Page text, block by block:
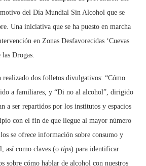
del Día Mundial Sin Alcohol que se
Una iniciativa que se ha puesto en marcha
en Zonas Desfavorecidas ‘Cuevas
las Drogas.
realizado dos folletos divulgativos: “Cómo
a familiares, y “Di no al alcohol”, dirigido
a ser repartidos por los institutos y espacios
con el fin de que llegue al mayor número
se ofrece información sobre consumo y
así como claves (o tips) para identificar
sobre cómo hablar de alcohol con nuestros